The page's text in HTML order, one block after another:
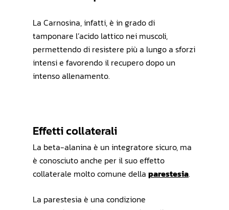
La Carnosina, infatti, è in grado di
tamponare l’acido lattico nei muscoli,
permettendo di resistere più a lungo a sforzi
intensi e favorendo il recupero dopo un
intenso allenamento.
Effetti collaterali
La beta-alanina è un integratore sicuro, ma
è conosciuto anche per il suo effetto
collaterale molto comune della parestesia.
La parestesia è una condizione